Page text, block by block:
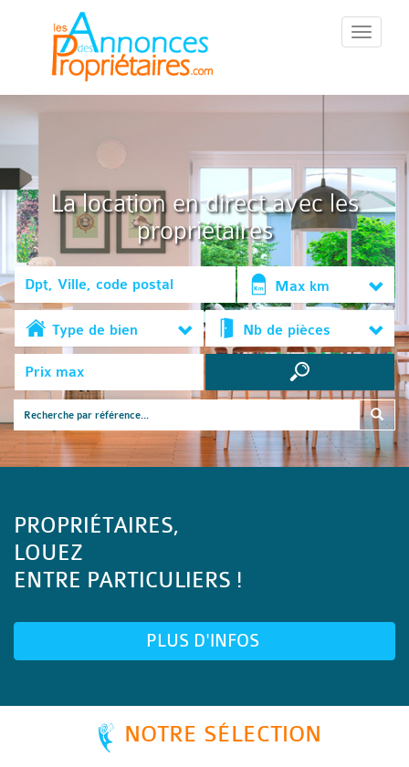
::Menu::
La location en direct avec les
propriétaires
Max km
Type de bien Nb de pièces
PROPRIÉTAIRES,
LOUEZ
ENTRE PARTICULIERS !
PLUS D'INFOS
NOTRE SÉLECTION